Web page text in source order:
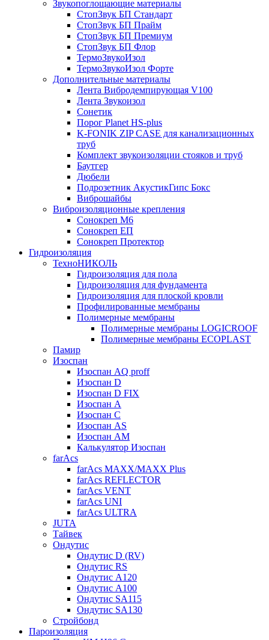
Звукопоглощающие материалы
СтопЗвук БП Стандарт
СтопЗвук БП Прайм
СтопЗвук БП Премиум
СтопЗвук БП Флор
ТермоЗвукоИзол
ТермоЗвукоИзол Форте
Дополнительные материалы
Лента Вибродемпирующая V100
Лента Звукоизол
Сонетик
Порог Planet HS-plus
K-FONIK ZIP CASE для канализационных
труб
Комплект звукоизоляции стояков и труб
Баутгер
Дюбели
Подрозетник АкустикГипс Бокс
Виброшайбы
Виброизоляционные крепления
Сонокреп M6
Сонокреп ЕП
Сонокреп Протектор
Гидроизоляция
ТехноНИКОЛЬ
Гидроизоляция для пола
Гидроизоляция для фундамента
Гидроизоляция для плоской кровли
Профилированные мембраны
Полимерные мембраны
Полимерные мембраны LOGICROOF
Полимерные мембраны ECOPLAST
Памир
Изоспан
Изоспан AQ proff
Изоспан D
Изоспан D FIX
Изоспан А
Изоспан C
Изоспан AS
Изоспан AM
Калькулятор Изоспан
farAcs
farAcs MAXX/MAXX Plus
farAcs REFLECTOR
farAcs VENT
farAcs UNI
farAcs ULTRA
JUTA
Тайвек
Ондутис
Ондутис D (RV)
Ондутис RS
Ондутис A120
Ондутис A100
Ондутис SA115
Ондутис SA130
Стройбонд
Пароизоляция